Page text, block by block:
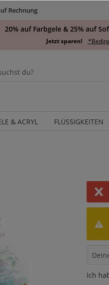
Rechnung
20% auf Farbgele & 25% auf
Jetzt sparen!
& ACRYL FLÜSSIGKEITEN
Ich